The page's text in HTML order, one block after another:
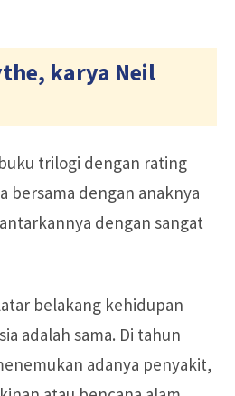
karya Neil
trilogi dengan rating
bersama dengan anaknya
dengan sangat
belakang kehidupan
adalah sama. Di tahun
adanya penyakit,